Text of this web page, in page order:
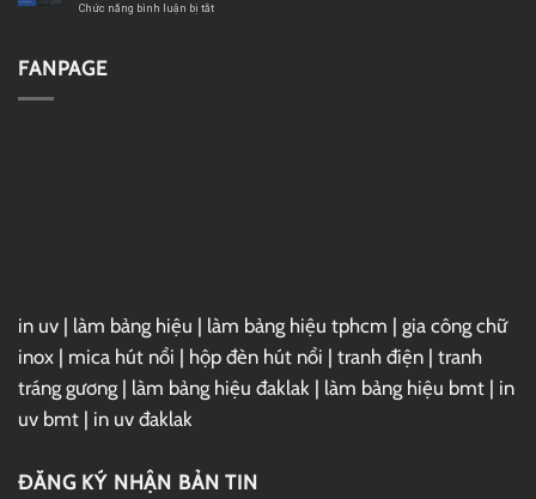
GG
2019
Chức năng bình luận bị tắtở
FANPAGE
in uv | làm bảng hiệu | làm bảng hiệu tphcm | gia công chữ
inox | mica hút nổi | hộp đèn hút nổi | tranh điện | tranh
tráng gương | làm bảng hiệu đaklak | làm bảng hiệu bmt | in
uv bmt | in uv đaklak
ĐĂNG KÝ NHẬN BẢN TIN